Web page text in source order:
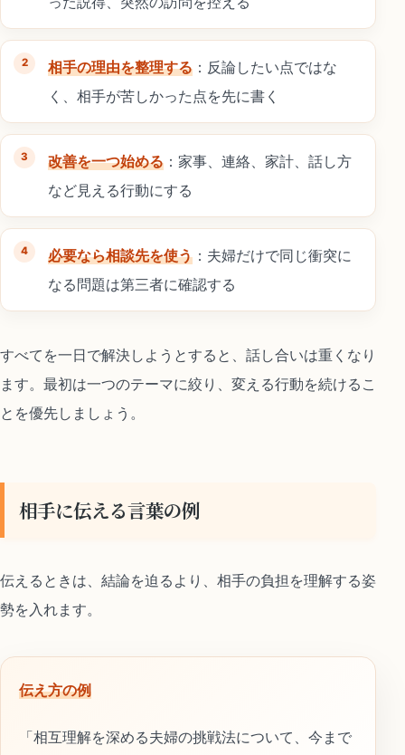
相手の理由を整理する ：反論したい点ではな
く、相手が苦しかった点を先に書く
改善を一つ始める ：家事、連絡、家計、話し方
など見える行動にする
必要なら相談先を使う ：夫婦だけで同じ衝突に
なる問題は第三者に確認する
すべてを一日で解決しようとすると、話し合いは重くなり
ます。最初は一つのテーマに絞り、変える行動を続けるこ
とを優先しましょう。
相手に伝える言葉の例
伝えるときは、結論を迫るより、相手の負担を理解する姿
勢を入れます。
伝え方の例
「相互理解を深める夫婦の挑戦法について、今まで